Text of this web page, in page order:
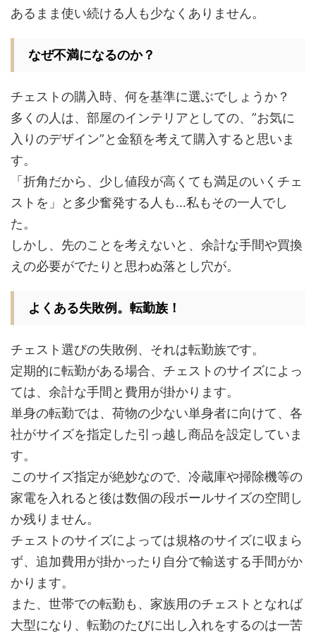
あるまま使い続ける人も少なくありません。
なぜ不満になるのか？
チェストの購入時、何を基準に選ぶでしょうか？
多くの人は、部屋のインテリアとしての、”お気に
入りのデザイン”と金額を考えて購入すると思いま
す。
「折角だから、少し値段が高くても満足のいくチェ
ストを」と多少奮発する人も…私もその一人でし
た。
しかし、先のことを考えないと、余計な手間や買換
えの必要がでたりと思わぬ落とし穴が。
よくある失敗例。転勤族！
チェスト選びの失敗例、それは転勤族です。
定期的に転勤がある場合、チェストのサイズによっ
ては、余計な手間と費用が掛かります。
単身の転勤では、荷物の少ない単身者に向けて、各
社がサイズを指定した引っ越し商品を設定していま
す。
このサイズ指定が絶妙なので、冷蔵庫や掃除機等の
家電を入れると後は数個の段ボールサイズの空間し
か残りません。
チェストのサイズによっては規格のサイズに収まら
ず、追加費用が掛かったり自分で輸送する手間がか
かります。
また、世帯での転勤も、家族用のチェストとなれば
大型になり、転勤のたびに出し入れをするのは一苦